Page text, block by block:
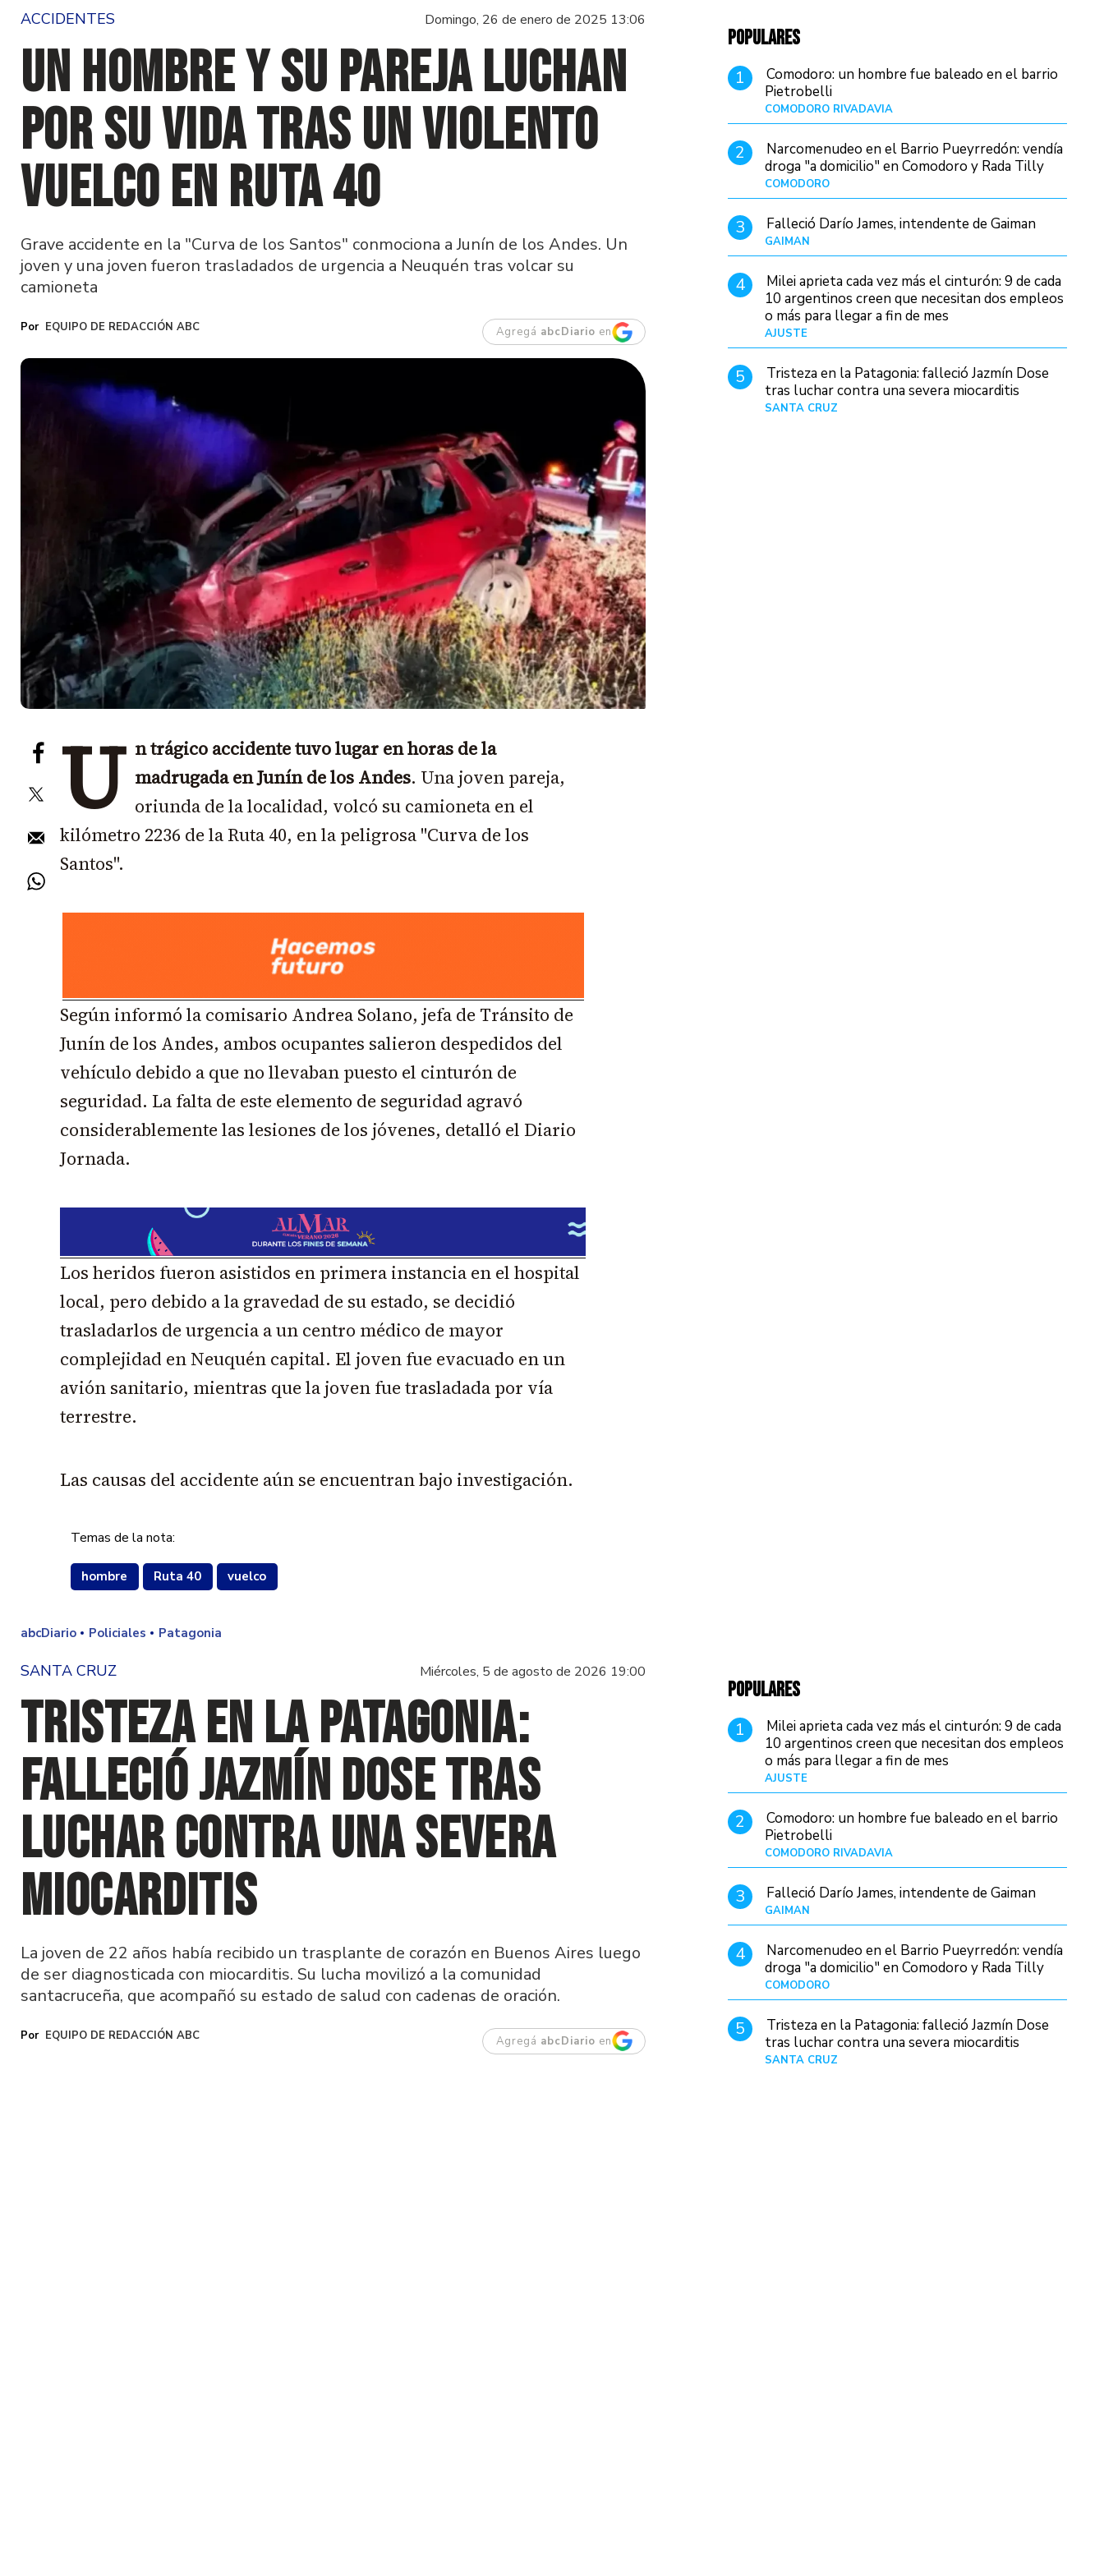
ACCIDENTES Domingo, 26 de enero de 2025 13:06
Un hombre y su pareja luchan
por su vida tras un violento
vuelco en Ruta 40
Grave accidente en la "Curva de los Santos" conmociona a Junín de los Andes. Un
joven y una joven fueron trasladados de urgencia a Neuquén tras volcar su
camioneta
EQUIPO DE REDACCIÓN ABC Agregá abcDiario en
U n trágico accidente tuvo lugar en horas de la
madrugada en Junín de los Andes. Una joven pareja,
oriunda de la localidad, volcó su camioneta en el
kilómetro 2236 de la Ruta 40, en la peligrosa "Curva de los
Santos".
Según informó la comisario Andrea Solano, jefa de Tránsito de
Junín de los Andes, ambos ocupantes salieron despedidos del
vehículo debido a que no llevaban puesto el cinturón de
seguridad. La falta de este elemento de seguridad agravó
considerablemente las lesiones de los jóvenes, detalló el Diario
Jornada.
Los heridos fueron asistidos en primera instancia en el hospital
local, pero debido a la gravedad de su estado, se decidió
trasladarlos de urgencia a un centro médico de mayor
complejidad en Neuquén capital. El joven fue evacuado en un
avión sanitario, mientras que la joven fue trasladada por vía
terrestre.
Las causas del accidente aún se encuentran bajo investigación.
Temas de la nota:
hombre Ruta 40 vuelco
POPULARES
1
Comodoro: un hombre fue baleado en el barrio
Pietrobelli
COMODORO RIVADAVIA
2
Narcomenudeo en el Barrio Pueyrredón: vendía
droga "a domicilio" en Comodoro y Rada Tilly
COMODORO
3 Falleció Darío James, intendente de Gaiman
GAIMAN
4
Milei aprieta cada vez más el cinturón: 9 de cada
10 argentinos creen que necesitan dos empleos
o más para llegar a fin de mes
AJUSTE
5
Tristeza en la Patagonia: falleció Jazmín Dose
tras luchar contra una severa miocarditis
SANTA CRUZ
abcDiario Policiales Patagonia
SANTA CRUZ Miércoles, 5 de agosto de 2026 19:00
Tristeza en la Patagonia:
falleció Jazmín Dose tras
luchar contra una severa
miocarditis
La joven de 22 años había recibido un trasplante de corazón en Buenos Aires luego
de ser diagnosticada con miocarditis. Su lucha movilizó a la comunidad
santacruceña, que acompañó su estado de salud con cadenas de oración.
EQUIPO DE REDACCIÓN ABC Agregá abcDiario en
POPULARES
1
Milei aprieta cada vez más el cinturón: 9 de cada
10 argentinos creen que necesitan dos empleos
o más para llegar a fin de mes
AJUSTE
2
Comodoro: un hombre fue baleado en el barrio
Pietrobelli
COMODORO RIVADAVIA
3 Falleció Darío James, intendente de Gaiman
GAIMAN
4
Narcomenudeo en el Barrio Pueyrredón: vendía
droga "a domicilio" en Comodoro y Rada Tilly
COMODORO
5
Tristeza en la Patagonia: falleció Jazmín Dose
tras luchar contra una severa miocarditis
SANTA CRUZ